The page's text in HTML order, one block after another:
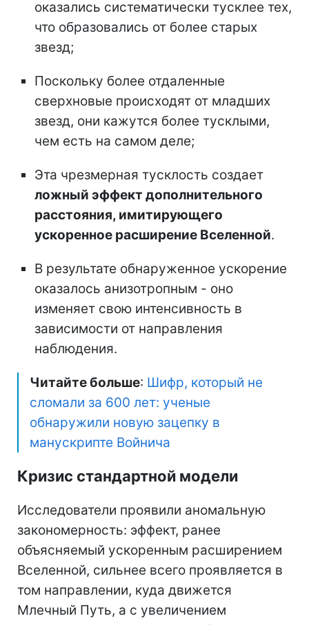
оказались систематически тусклее тех,
что образовались от более старых
звезд;
Поскольку более отдаленные
сверхновые происходят от младших
звезд, они кажутся более тусклыми,
чем есть на самом деле;
Эта чрезмерная тусклость создает
ложный эффект дополнительного
расстояния, имитирующего
ускоренное расширение Вселенной.
В результате обнаруженное ускорение
оказалось анизотропным - оно
изменяет свою интенсивность в
зависимости от направления
наблюдения.
Читайте больше: Шифр, который не
сломали за 600 лет: ученые
обнаружили новую зацепку в
манускрипте Войнича
Кризис стандартной модели
Исследователи проявили аномальную
закономерность: эффект, ранее
объясняемый ускоренным расширением
Вселенной, сильнее всего проявляется в
том направлении, куда движется
Млечный Путь, а с увеличением